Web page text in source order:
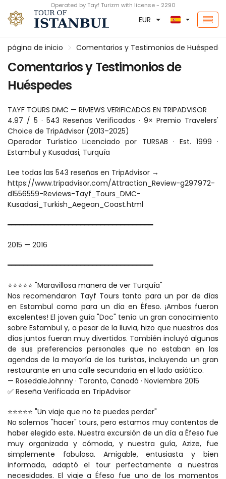
Operated by Tayf Turizm with license - 2290
EUR
página de inicio Comentarios y Testimonios de Huéspedes
Comentarios y Testimonios de
Huéspedes
TAYF TOURS DMC — RIVIEWS VERIFICADOS EN TRIPADVISOR
4.97 / 5 · 543 Reseñas Verificadas · 9× Premio Travelers'
Choice de TripAdvisor (2013–2025)
Operador Turístico Licenciado por TURSAB · Est. 1999 ·
Estambul y Kusadasi, Turquía
Lee todas las 543 reseñas en TripAdvisor →
https://www.tripadvisor.com/Attraction_Review-g297972-
d1556559-Reviews-Tayf_Tours_DMC-
Kusadasi_Turkish_Aegean_Coast.html
━━━━━━━━━━━━━━━━━━━━━━━━━━━━━━━━━━━━
2015 — 2016
━━━━━━━━━━━━━━━━━━━━━━━━━━━━━━━━━━━━
⭐⭐⭐⭐⭐ "Maravillosa manera de ver Turquía"
Nos recomendaron Tayf Tours tanto para un par de días
en Estambul como para un día en Éfeso. ¡Ambos fueron
excelentes! El joven guía "Doc" tenía un gran conocimiento
sobre Estambul y, a pesar de la lluvia, hizo que nuestros dos
días juntos fueran muy divertidos. También incluyó algunas
de sus preferencias personales que no estaban en las
agendas de la mayoría de los turistas, incluyendo un gran
restaurante en una calle secundaria en el lado asiático.
— RosedaleJohnny · Toronto, Canadá · Noviembre 2015
✅ Reseña Verificada en TripAdvisor
⭐⭐⭐⭐⭐ "Un viaje que no te puedes perder"
No solemos "hacer" tours, pero estamos muy contentos de
haber elegido este. Nuestra excursión de un día a Éfeso fue
muy organizada y cómoda, y nuestra guía, Azize, fue
simplemente fabulosa. Amigable, entusiasta y bien
informada, adaptó el tour perfectamente a nuestras
necesidades. El viaje a Éfeso fue uno de los momentos